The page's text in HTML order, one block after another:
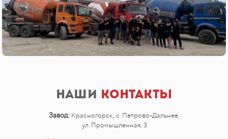
Наши контакты
Завод: Красногорск, с. Петрово-Дальнее,
ул. Промышленная, 3